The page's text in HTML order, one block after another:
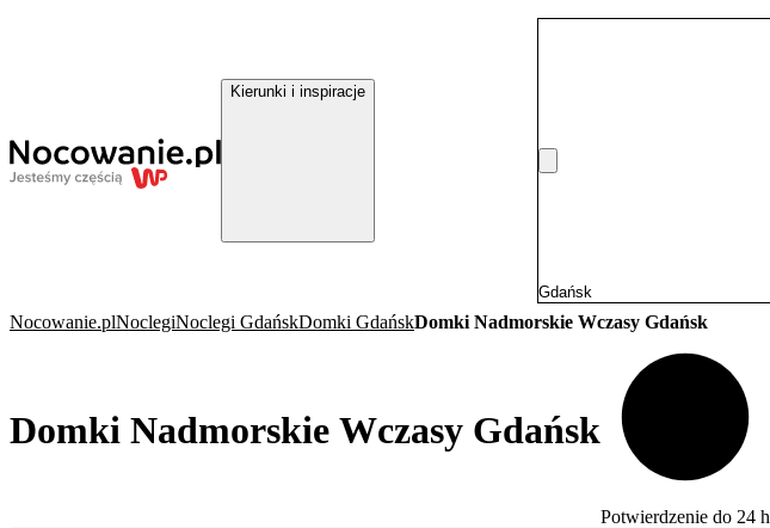
Kierunki i inspiracje
Nocowanie.plNoclegiNoclegi GdańskDomki GdańskDomki Nadmorskie Wczasy Gdańsk
Domki Nadmorskie Wczasy Gdańsk
Potwierdzenie do 24 h